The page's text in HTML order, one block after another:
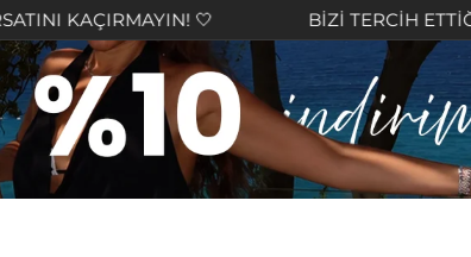
🤍 BİZİ TERCİH ETTİĞİNİZ